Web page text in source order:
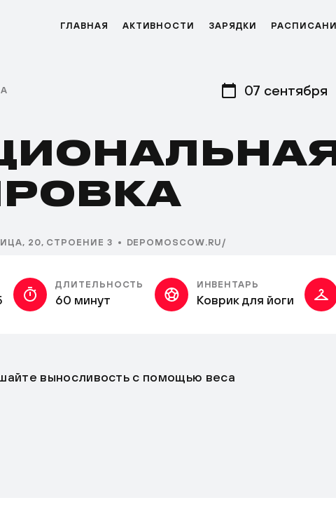
ГЛАВНАЯ АКТИВНОСТИ ЗАРЯДКИ
07 сентября
20, СТРОЕНИЕ 3 DEPOMOSCOW.RU/
ДЛИТЕЛЬНОСТЬ
60 минут
ИНВЕНТАРЬ
Коврик для йоги
выносливость с помощью веса